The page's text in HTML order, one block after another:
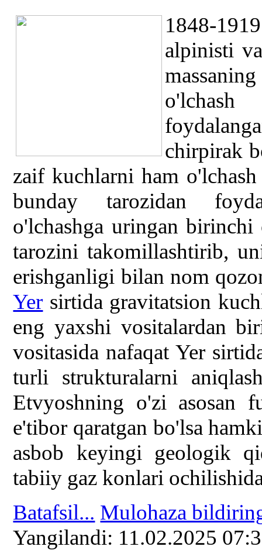
1848-
alpinisti
chirpirak
zaif kuchlarni ham
bunday tarozidan
o'lchashga uringan
tarozini takomillashtirib,
erishganligi bilan nom
Yer sirtida gravitatsion
eng yaxshi vositalardan
vositasida nafaqat Yer
turli strukturalarni
Etvyoshning o'zi asosan
e'tibor qaratgan bo'lsa
asbob keyingi geologik
tabiiy gaz konlari
Batafsil... Mulohaza
Yangilаndi: 11.02.2025